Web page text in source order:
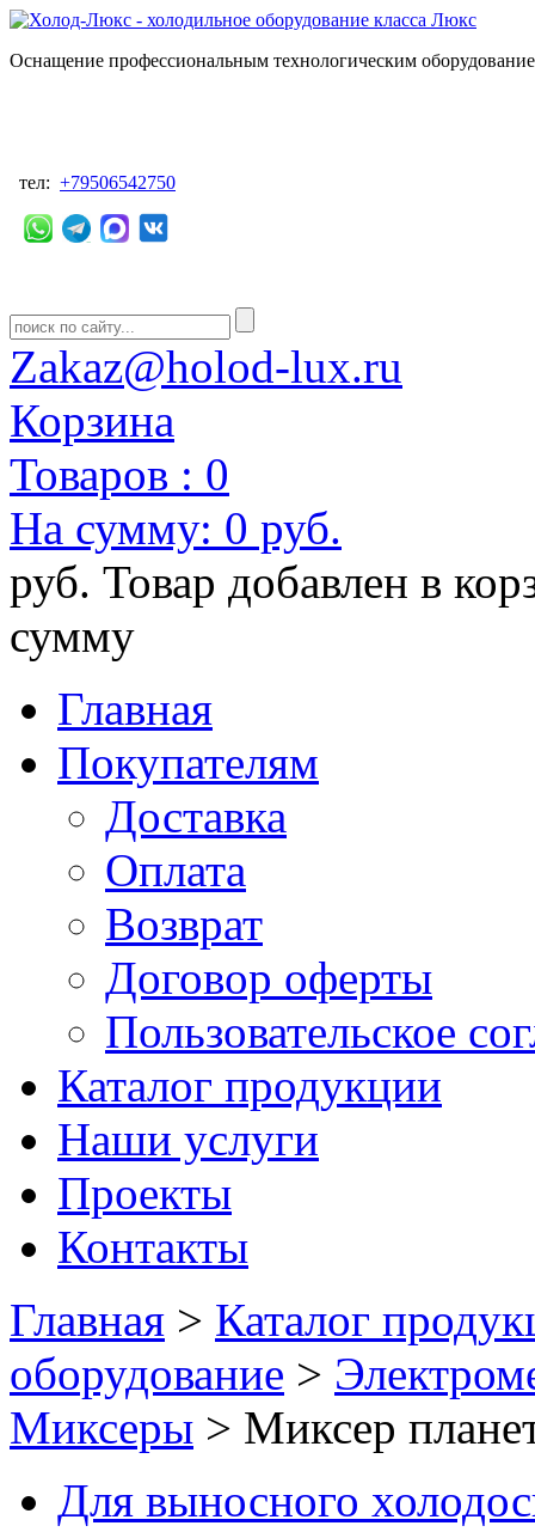
Оснащение профессиональным технологическим
тел: +79506542750
Zakaz@holod-lux.ru
Корзина
Товаров : 0
На сумму: 0 руб.
руб. Товар добавлен в
сумму
Главная
Покупателям
Доставка
Оплата
Возврат
Договор оферты
Пользовательское
Каталог продукции
Наши услуги
Проекты
Контакты
Главная > Каталог
оборудование >
Миксеры > Миксер
Для выносного